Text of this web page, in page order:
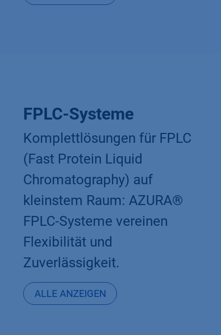
FPLC-Systeme
Komplettlösungen für FPLC
(Fast Protein Liquid
Chromatography) auf
kleinstem Raum: AZURA®
FPLC-Systeme vereinen
Flexibilität und
Zuverlässigkeit.
ALLE ANZEIGEN